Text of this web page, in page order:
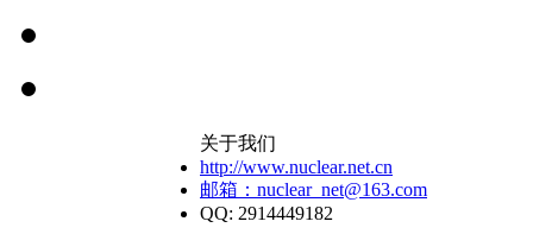
关于我们
http://www.nuclear.net.cn
邮箱：nuclear_net@163.com
QQ: 2914449182